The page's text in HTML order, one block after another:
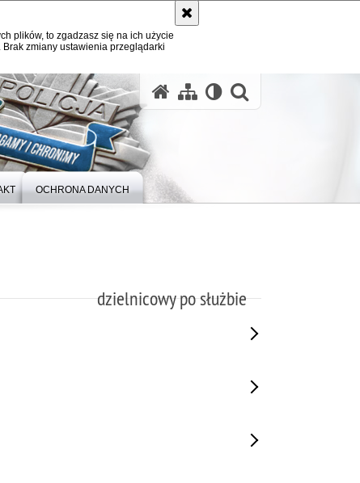
plików, to zgadzasz się na ich użycie
zmiany ustawienia przeglądarki
OCHRONA DANYCH
dzielnicowy po służbie